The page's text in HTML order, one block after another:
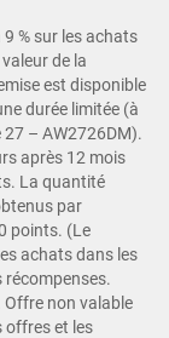
% sur les achats
de la
est disponible
durée limitée (à
– AW2726DM).
après 12 mois
La quantité
par
points. (Le
achats dans les
Offre non valable
offres et les